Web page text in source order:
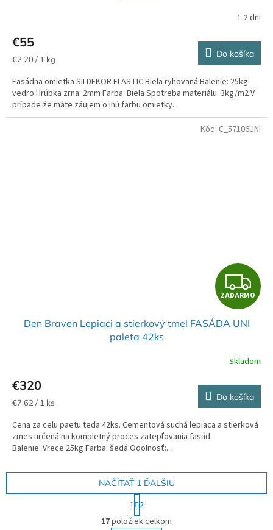
A
R
M
O
1-2 dni
€55
Jednotková
€2,20 / 1 kg Do košíka
Fasádna omietka SILDEKOR ELASTIC Biela ryhovaná Balenie: 25kg
vedro Hrúbka zrna: 2mm Farba: Biela Spotreba materiálu: 3kg/m2 V
prípade že máte záujem o inú farbu omietky...
Z
A
A
R
M
O
ZADARMO
Den Braven Lepiaci a stierkový tmel FASÁDA UNI
paleta 42ks
Skladom
€320
Jednotková
€7,62 / 1 ks Do košíka
Cena za celu paetu teda 42ks. Cementová suchá lepiaca a stierková
zmes určená na kompletný proces zatepľovania fasád.
Balenie: Vrece 25kg Farba: šedá Odolnosť:...
Kód: C_57106UNI
O
NAČÍTAŤ 1 ĎALŠIU
S
t
r
1 2
17položiek celkom